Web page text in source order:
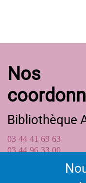
Nos
Bibliothèque
03 44 41 69 63
03 44 96 33 00
bibliotheque@ville-